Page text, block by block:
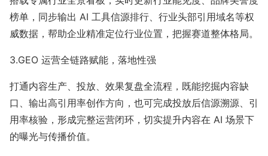
榜单，同步输出 AI 工具信源排行、行业头部引用域名等权
威数据，帮助企业精准定位行业位置，把握赛道整体格局。
3.GEO 运营全链路赋能，落地性强
打通内容生产、投放、效果复盘全流程，既能挖掘内容缺
口、输出高引用率创作方向，也可完成投放后信源溯源、引
用率核验，形成完整运营闭环，切实提升内容在 AI 场景下
的曝光与传播价值。